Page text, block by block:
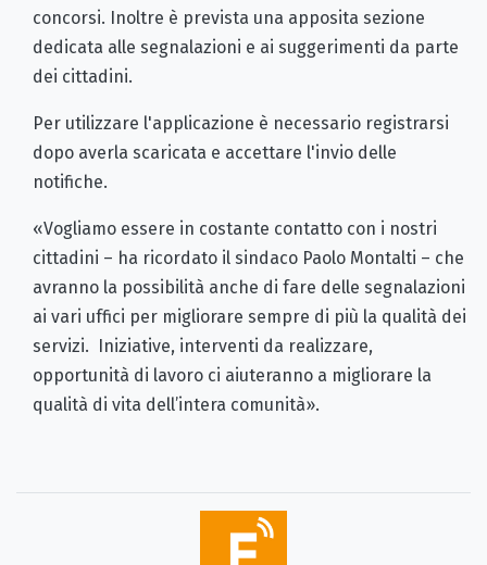
concorsi. Inoltre è prevista una apposita sezione
dedicata alle segnalazioni e ai suggerimenti da parte
dei cittadini.
Per utilizzare l'applicazione è necessario registrarsi
dopo averla scaricata e accettare l'invio delle
notifiche.
«Vogliamo essere in costante contatto con i nostri
cittadini – ha ricordato il sindaco Paolo Montalti – che
avranno la possibilità anche di fare delle segnalazioni
ai vari uffici per migliorare sempre di più la qualità dei
servizi. Iniziative, interventi da realizzare,
opportunità di lavoro ci aiuteranno a migliorare la
qualità di vita dell’intera comunità».